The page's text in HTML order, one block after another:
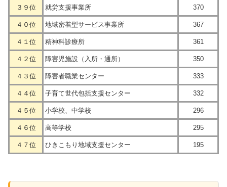
３９位 就労支援事業所 370
４０位 地域密着型サービス事業所 367
４１位 精神科診療所 361
４２位 障害児施設（入所・通所） 350
４３位 障害者職業センター 333
４４位 子育て世代包括支援センター 332
４５位 小学校、中学校 296
４６位 高等学校 295
４７位 ひきこもり地域支援センター 195